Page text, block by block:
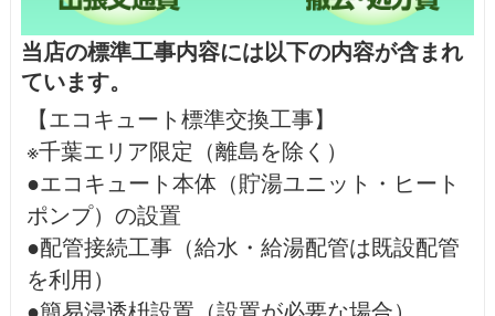
当店の標準工事内容には以下の内容が含まれ
ています。
【エコキュート標準交換工事】
※千葉エリア限定（離島を除く）
●エコキュート本体（貯湯ユニット・ヒート
ポンプ）の設置
●配管接続工事（給水・給湯配管は既設配管
を利用）